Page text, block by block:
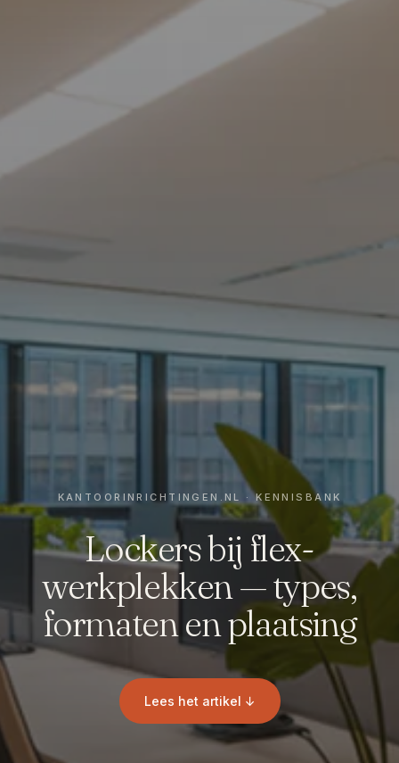
Lockers bij flex-
werkplekken — types,
formaten en plaatsing